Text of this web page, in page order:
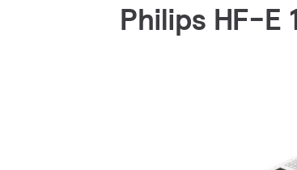
Philips HF-